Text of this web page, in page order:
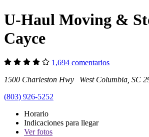
U-Haul Moving &
Cayce
1,694 comentarios
1500 Charleston Hwy West Columbia, SC
(803) 926-5252
Horario
Indicaciones para llegar
Verfotos